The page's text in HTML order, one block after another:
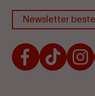
Newsletter
FacebookTikTok